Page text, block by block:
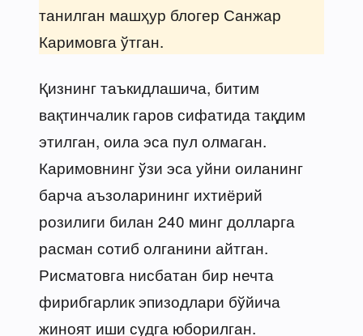
танилган машҳур блогер Санжар
Каримовга ўтган.
Қизнинг таъкидлашича, битим
вақтинчалик гаров сифатида тақдим
этилган, оила эса пул олмаган.
Каримовнинг ўзи эса уйни оиланинг
барча аъзоларининг ихтиёрий
розилиги билан 240 минг долларга
расман сотиб олганини айтган.
Рисматовга нисбатан бир нечта
фирибгарлик эпизодлари бўйича
жиноят иши судга юборилган.